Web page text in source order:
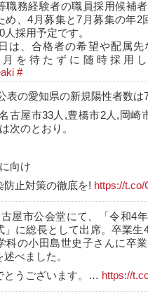
務経験者の職員採用候補
め、4月募集と7月募集の年2
採用予定です。
は、合格者の希望や配属
月を待たずに随時採用
#
表の愛知県の新規陽性者数は
古屋市33人,豊橋市2人,岡崎
次のとおり。
向け
防止対策の徹底を! https://
屋市公会堂にて、「令和4
」に総長として出席。卒業生
科の小田島世史子さんに卒
べました。
とうございます。… https://